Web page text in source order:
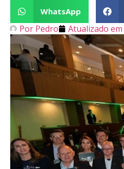
WhatsApp
Por Pedro Atualizado em